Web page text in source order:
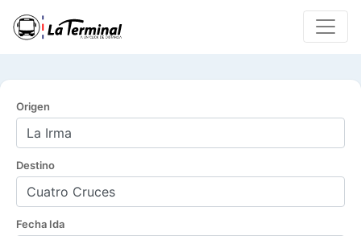
Origen
Destino
Fecha Ida